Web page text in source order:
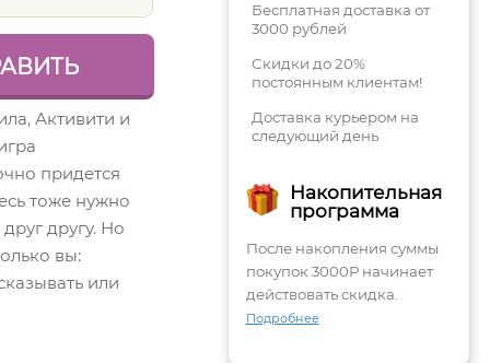
Бесплатная доставка от
3000 рублей
Скидки до 20%
постоянным клиентам!
Доставка курьером на
следующий день
Накопительная
программа
После накопления суммы
покупок 3000Р начинает
действовать скидка.
Подробнее
Активити и
придется
тоже нужно
другу. Но
вы:
или